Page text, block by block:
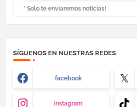
* Solo te enviaremos noticias!
SÍGUENOS EN NUESTRAS REDES
facebook
instagram